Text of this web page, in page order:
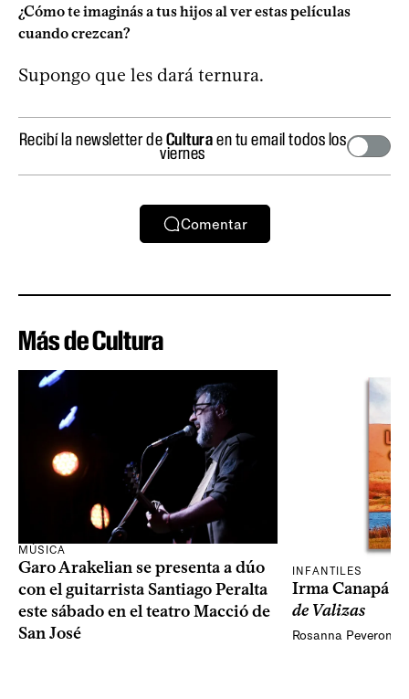
¿Cómo te imaginás a tus hijos al ver estas películas
cuando crezcan?
Supongo que les dará ternura.
Recibí la newsletter deCulturaen tu email todos los
viernes
Comentar
Más de Cultura
MÚSICA
Garo Arakelian se presenta a dúo
con el guitarrista Santiago Peralta
este sábado en el teatro Macció de
San José
INFANTILES
Irma Canapá
de Valizas
Rosanna Peveroni